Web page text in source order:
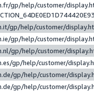
gp/help/customer/
gp/help/customer/
gp/help/customer/
gp/help/customer/
gp/help/customer/
gp/help/customer/
gp/help/customer/